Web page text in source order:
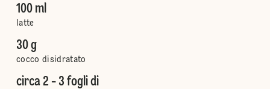
100 ml
latte
30 g
cocco disidratato
circa 2 - 3 fogli di